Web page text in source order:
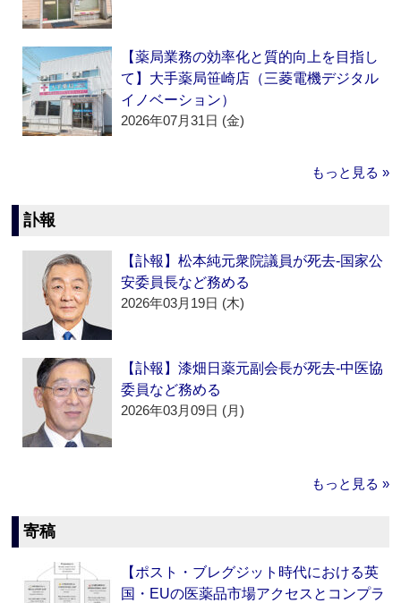
【薬局業務の効率化と質的向上を目指し
て】大手薬局笹崎店（三菱電機デジタル
イノベーション）
2026年07月31日 (金)
もっと見る »
訃報
【訃報】松本純元衆院議員が死去‐国家公
安委員長など務める
2026年03月19日 (木)
【訃報】漆畑日薬元副会長が死去‐中医協
委員など務める
2026年03月09日 (月)
もっと見る »
寄稿
【ポスト・ブレグジット時代における英
国・EUの医薬品市場アクセスとコンプラ